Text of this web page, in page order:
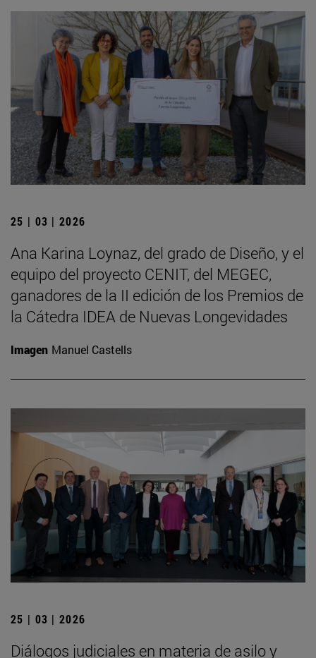
25 | 03 | 2026
Ana Karina Loynaz, del grado de Diseño, y el
equipo del proyecto CENIT, del MEGEC,
ganadores de la II edición de los Premios de
la Cátedra IDEA de Nuevas Longevidades
Imagen Manuel Castells
25 | 03 | 2026
Diálogos judiciales en materia de asilo y